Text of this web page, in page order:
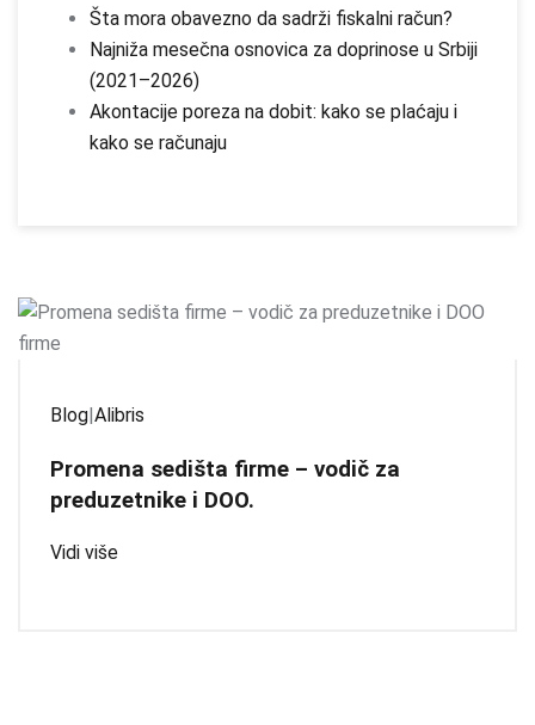
Šta mora obavezno da sadrži fiskalni račun?
Najniža mesečna osnovica za doprinose u Srbiji
(2021–2026)
Akontacije poreza na dobit: kako se plaćaju i
kako se računaju
Blog|Alibris
Promena sedišta firme – vodič za
preduzetnike i DOO.
Vidi više